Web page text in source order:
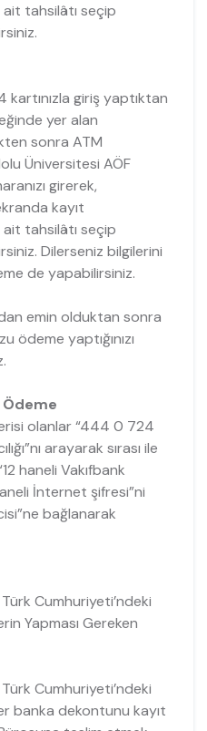
ait tahsilâtı seçip
kartınızla giriş yaptıktan
yer alan
sonra ATM
Üniversitesi AÖF
girerek,
kayıt
ait tahsilâtı seçip
Dilerseniz bilgilerini
de yapabilirsiniz.
emin olduktan sonra
ödeme yaptığınızı
Ödeme
olanlar “444 0 724
arayarak sırası ile
haneli Vakıfbank
İnternet şifresi”ni
bağlanarak
Cumhuriyeti’ndeki
Yapması Gereken
Cumhuriyeti’ndeki
banka dekontunu kayıt